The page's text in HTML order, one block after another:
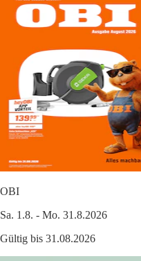
OBI
Sa. 1.8. - Mo. 31.8.2026
Gültig bis 31.08.2026